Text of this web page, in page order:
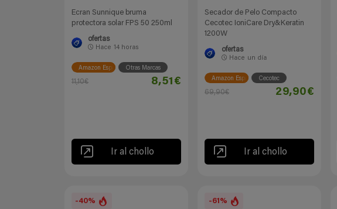
Ecran Sunnique bruma
protectora solar FPS 50 250ml
ofertas
Hace 14 horas
Amazon España Otras Marcas
11,10€ 8,51€
Ir al chollo
Secador de Pelo Compacto
Cecotec IoniCare Dry&Keratin
1200W
ofertas
Hace un día
Amazon España Cecotec
69,90€ 29,90€
Ir al chollo
-40% -61%